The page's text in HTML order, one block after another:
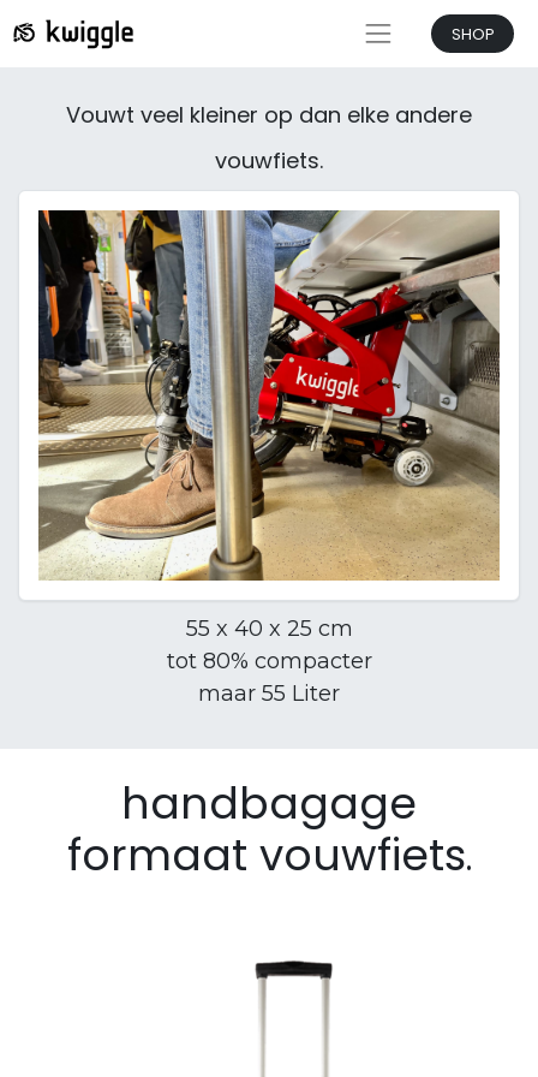
SHOP
Vouwt veel kleiner op dan elke andere
vouwfiets.
55 x 40 x 25 cm
tot 80% compacter
maar 55 Liter
handbagage
formaat vouwfiets.